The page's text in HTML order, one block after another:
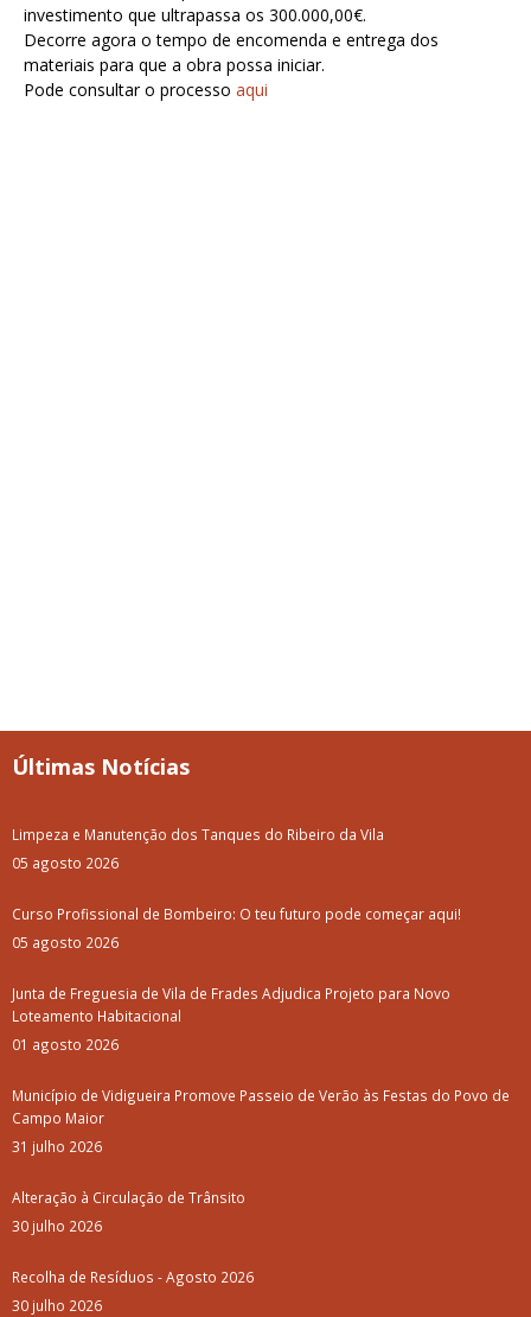
investimento que ultrapassa os 300.000,00€.
Decorre agora o tempo de encomenda e entrega dos
materiais para que a obra possa iniciar.
Pode consultar o processo aqui
Últimas Notícias
Limpeza e Manutenção dos Tanques do Ribeiro da Vila
05 agosto 2026
Curso Profissional de Bombeiro: O teu futuro pode começar aqui!
05 agosto 2026
Junta de Freguesia de Vila de Frades Adjudica Projeto para Novo
Loteamento Habitacional
01 agosto 2026
Município de Vidigueira Promove Passeio de Verão às Festas do Povo de
Campo Maior
31 julho 2026
Alteração à Circulação de Trânsito
30 julho 2026
Recolha de Resíduos - Agosto 2026
30 julho 2026